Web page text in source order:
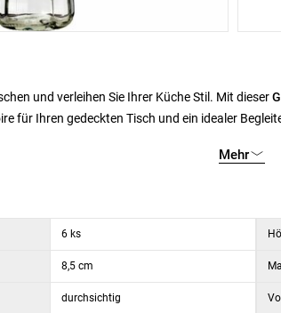
und verleihen Sie Ihrer Küche Stil. Mit dieser
für Ihren gedeckten Tisch und ein idealer
Aufbewahrung von hausgemachten Sirups,
Mehr
6 ks
8,5 cm
durchsichtig